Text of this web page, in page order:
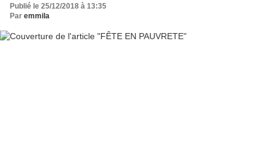
Publié le 25/12/2018 à 13:35
Par emmila